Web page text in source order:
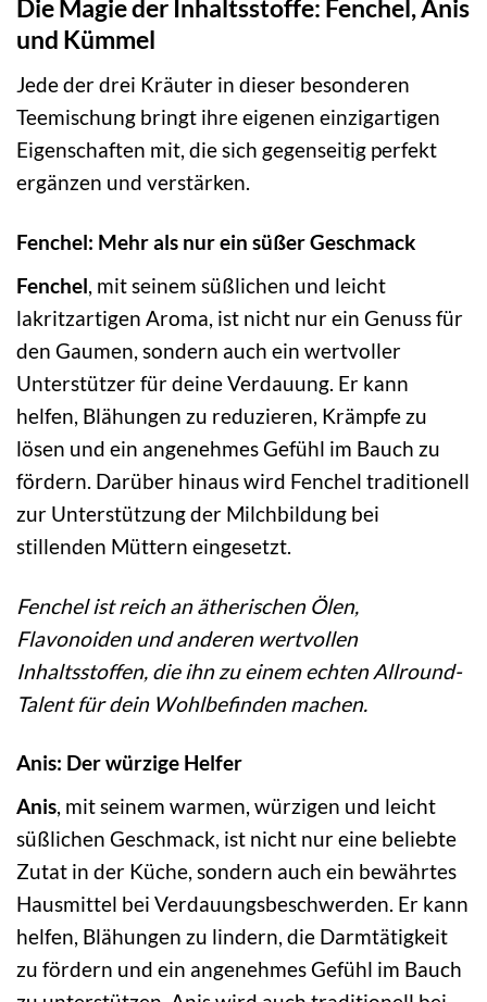
Die Magie der Inhaltsstoffe: Fenchel, Anis
und Kümmel
Jede der drei Kräuter in dieser besonderen
Teemischung bringt ihre eigenen einzigartigen
Eigenschaften mit, die sich gegenseitig perfekt
ergänzen und verstärken.
Fenchel: Mehr als nur ein süßer Geschmack
Fenchel , mit seinem süßlichen und leicht
lakritzartigen Aroma, ist nicht nur ein Genuss für
den Gaumen, sondern auch ein wertvoller
Unterstützer für deine Verdauung. Er kann
helfen, Blähungen zu reduzieren, Krämpfe zu
lösen und ein angenehmes Gefühl im Bauch zu
fördern. Darüber hinaus wird Fenchel traditionell
zur Unterstützung der Milchbildung bei
stillenden Müttern eingesetzt.
Fenchel ist reich an ätherischen Ölen,
Flavonoiden und anderen wertvollen
Inhaltsstoffen, die ihn zu einem echten Allround-
Talent für dein Wohlbefinden machen.
Anis: Der würzige Helfer
Anis, mit seinem warmen, würzigen und leicht
süßlichen Geschmack, ist nicht nur eine beliebte
Zutat in der Küche, sondern auch ein bewährtes
Hausmittel bei Verdauungsbeschwerden. Er kann
helfen, Blähungen zu lindern, die Darmtätigkeit
zu fördern und ein angenehmes Gefühl im Bauch